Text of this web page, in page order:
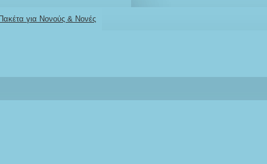
για Νονούς & Νονές